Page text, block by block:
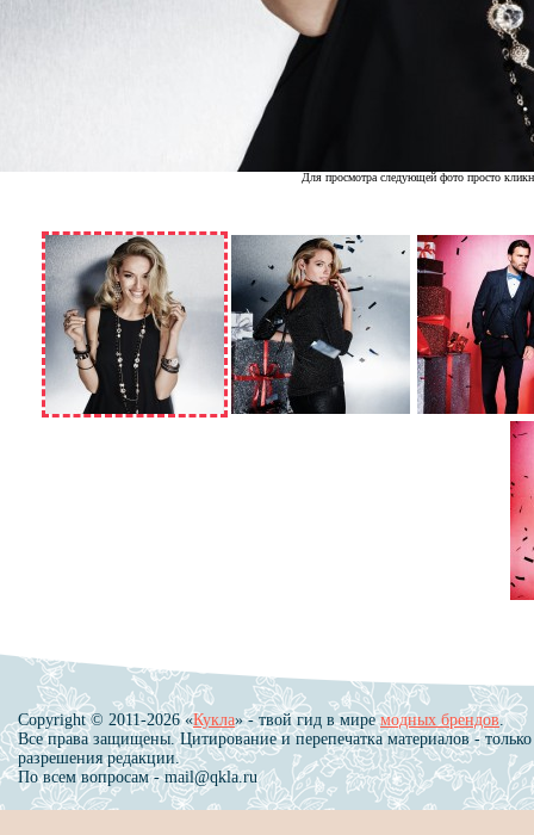
Для просмотра следующей фото просто
Copyright © 2011-2026 «Кукла» - твой гид в миремодных брендов.
Все права защищены. Цитирование и перепечатка материалов - только
разрешения редакции.
По всем вопросам - mail@qkla.ru